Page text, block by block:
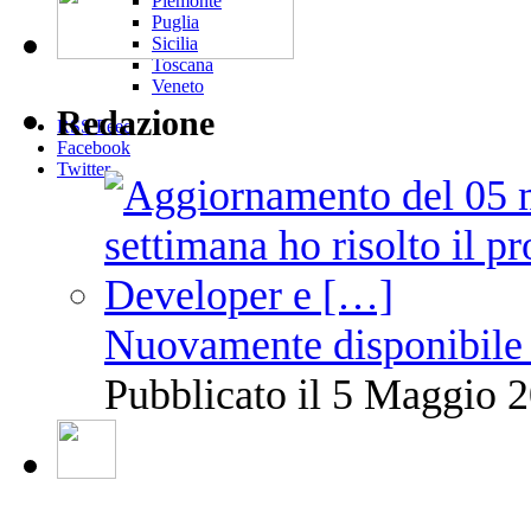
Puglia
Sicilia
Toscana
Veneto
RSS Feed
Facebook
Twitter
Redazione
Nuovamente
Pubblicato il 5 Maggio